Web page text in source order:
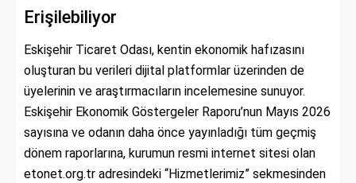
Erişilebiliyor
Eskişehir Ticaret Odası, kentin ekonomik hafızasını
oluşturan bu verileri dijital platformlar üzerinden de
üyelerinin ve araştırmacıların incelemesine sunuyor.
Eskişehir Ekonomik Göstergeler Raporu’nun Mayıs 2026
sayısına ve odanın daha önce yayınladığı tüm geçmiş
dönem raporlarına, kurumun resmi internet sitesi olan
etonet.org.tr adresindeki “Hizmetlerimiz” sekmesinden